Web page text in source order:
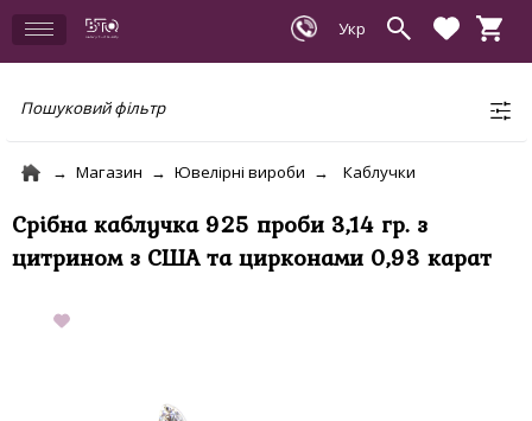
Пошуковий фільтр
Магазин Ювелірні вироби Каблучки
Срібна каблучка 925 проби 3,14 гр. з
цитрином з США та цирконами 0,93 карат